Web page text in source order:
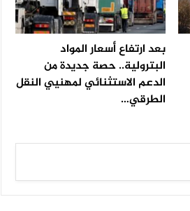
بعد ارتفاع أسعار المواد
البترولية.. حصة جديدة من
الدعم الاستثنائي لمهنيي النقل
الطرقي…